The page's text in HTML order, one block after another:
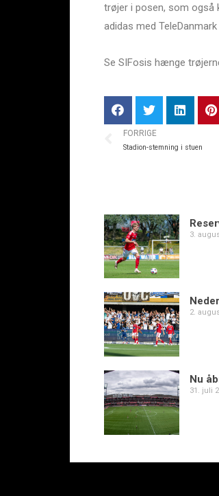
trøjer i posen, som også
adidas med
Se SIFosis hænge
FORRIGE
Stadion-stemning i stuen
3.
2.
Nu
31. juli